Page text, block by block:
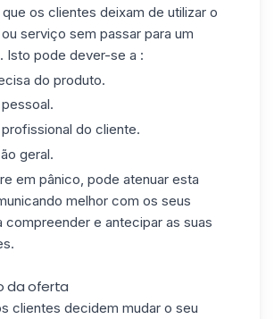
os clientes deixam de utilizar o
serviço sem passar para um
Isto pode dever-se a :
do produto.
do cliente.
geral.
em pânico, pode atenuar esta
melhor com os seus
compreender e antecipar as suas
da oferta
clientes decidem mudar o seu